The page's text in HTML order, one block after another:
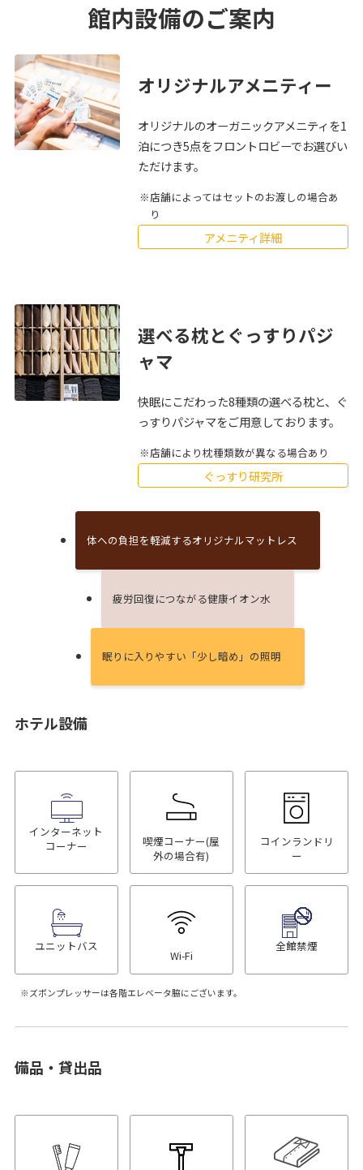
館内設備のご案内
オリジナルアメニティー
オリジナルのオーガニックアメニティを1
泊につき5点をフロントロビーでお選びい
ただけます。
店舗によってはセットのお渡しの場合あ
り
アメニティ詳細
選べる枕とぐっすりパジ
ャマ
快眠にこだわった8種類の選べる枕と、ぐ
っすりパジャマをご用意しております。
店舗により枕種類数が異なる場合あり
ぐっすり研究所
体への負担を軽減するオリジナルマットレス
疲労回復につながる健康イオン⽔
眠りに⼊りやすい「少し暗め」の照明
ホテル設備
インターネット
コーナー
喫煙コーナー(屋
外の場合有)
コインランドリ
ー
ユニットバス
Wi-Fi
全館禁煙
ズボンプレッサーは各階エレベータ脇にございます。
備品・貸出品